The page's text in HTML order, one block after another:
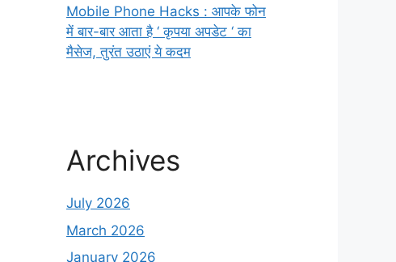
Mobile Phone Hacks : आपके फोन
में बार-बार आता है ‘ कृपया अपडेट ‘ का
मैसेज, तुरंत उठाएं ये कदम
Archives
July 2026
March 2026
January 2026